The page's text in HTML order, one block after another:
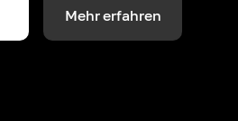
Mehr erfahren